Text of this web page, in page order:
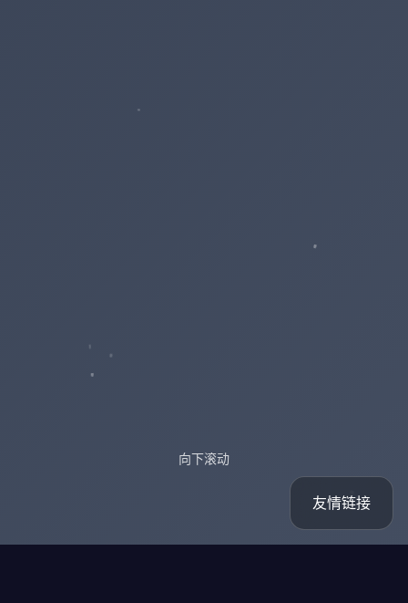
向下滚动
友情链接